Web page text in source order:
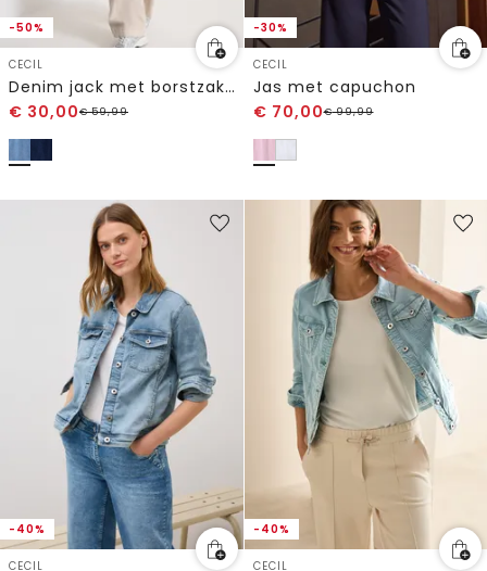
-50%
CECIL
Denim jack met borstzakken en knopen
€ 30,00€59,99
-30%
CECIL
Jas met capuchon
€ 70,00€99,99
-40%
CECIL
-40%
CECIL